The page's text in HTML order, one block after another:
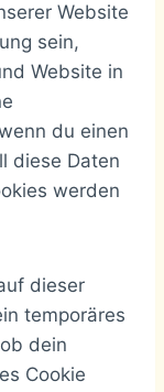
Website
sein,
Website in
du einen
diese Daten
werden
dieser
temporäres
dein
Cookie